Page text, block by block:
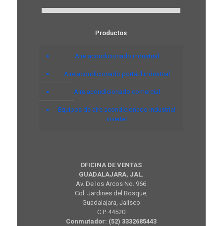
Productos
Aire acondicionado industrial
Aire acondicionado portátil industrial
Aire acondicionado comercial
Equipos de aire acondicionado industrial
inverter
OFICINA DE VENTAS
GUADALAJARA, JAL.
Av. De los Arcos No. 966
Col. Jardines del Bosque,
Guadalajara, Jalisco
C.P. 44520
Conmutador: (52) 3332685443